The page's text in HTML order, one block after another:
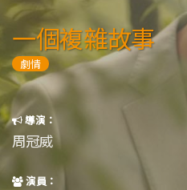
寫實紀錄
歌舞
運動
一個複雜故事
劇情
導演：
周冠威
演員：